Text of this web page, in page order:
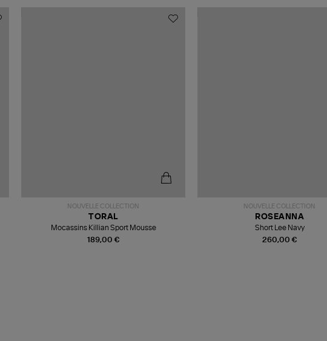
NOUVELLE COLLECTION
189,00 €
TORAL
Mocassins Killian Sport Mousse
NOUVELLE COLLECTION
260,00 €
ROSEANNA
Short Lee Navy